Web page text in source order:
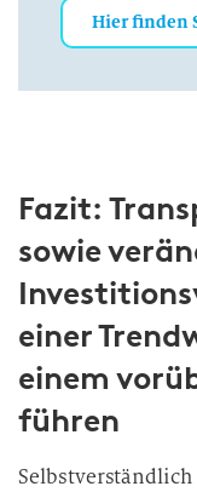
Hier finden
Fazit:
sowie
einer
einem
führen